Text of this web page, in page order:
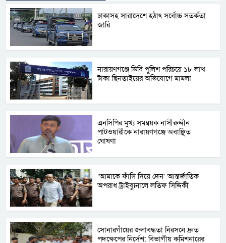
ঢাকাসহ সারাদেশে হঠাৎ সর্বোচ্চ সতর্কতা
জা‌রি
নারায়ণগঞ্জে ডিবি পুলিশ পরিচয়ে ১৮ লাখ
টাকা ছিনতাইয়ের অভিযোগে মামলা
এনসিপির মুখ্য সমন্বয়ক নাসীরুদ্দীন
পাটওয়ারীকে নারায়ণগঞ্জে অবাঞ্ছিত
ঘোষণা
‘আমাকে ফাঁসি দিয়ে দেন’ আন্তর্জাতিক
অপরাধ ট্রাইব্যুনালে লতিফ সিদ্দিকী
সোনারগাঁয়ের জলাবদ্ধতা নিরসনে দ্রুত
পদক্ষেপের নির্দেশ: বিভাগীয় কমিশনারের